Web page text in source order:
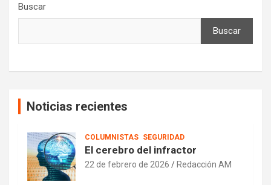
Buscar
Buscar
Noticias recientes
COLUMNISTAS SEGURIDAD
El cerebro del infractor
22 de febrero de 2026 Redacción AM